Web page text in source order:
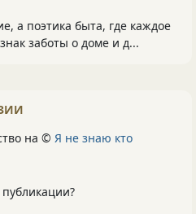
а поэтика быта, где каждое
заботы о доме и д...
на © Я не знаю кто